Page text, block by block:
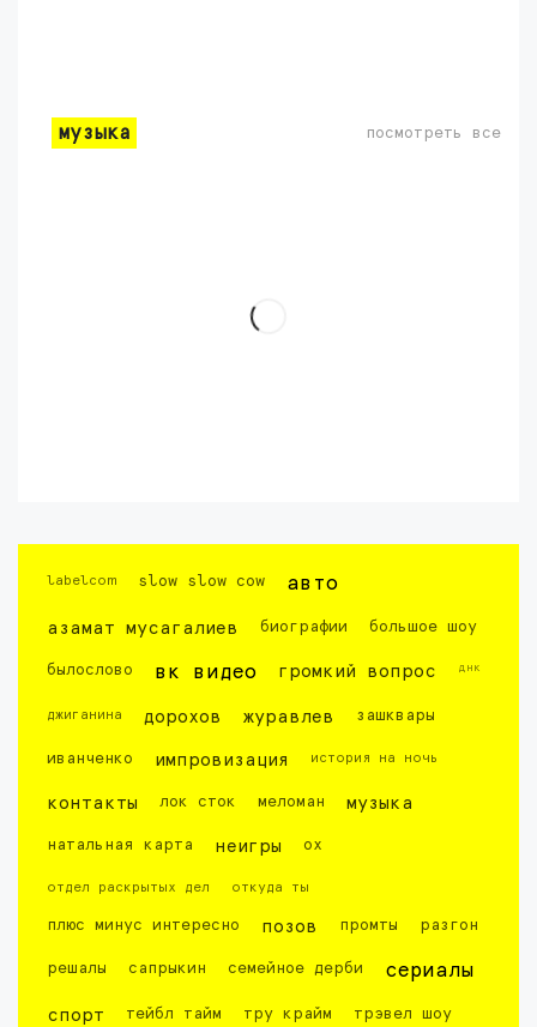
музыка посмотреть все
labelcom slow slow cow авто
азамат мусагалиев биографии большое шоу
былослово вк видео громкий вопрос днк
джиганина дорохов журавлев зашквары
иванченко импровизация история на ночь
контакты лок сток меломан музыка
натальная карта неигры ох
отдел раскрытых дел откуда ты
плюс минус интересно позов промты разгон
решалы сапрыкин семейное дерби сериалы
спорт тейбл тайм тру крайм трэвел шоу